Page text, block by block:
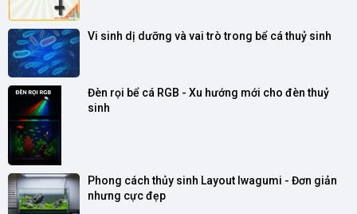
Vi sinh dị dưỡng và vai trò trong bể cá thuỷ sinh
Đèn rọi bể cá RGB - Xu hướng mới cho đèn thuỷ
sinh
Phong cách thủy sinh Layout Iwagumi - Đơn giản
nhưng cực đẹp